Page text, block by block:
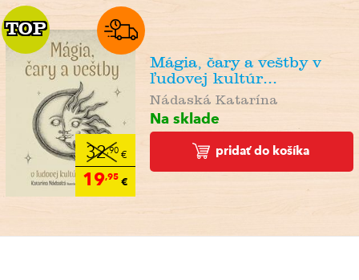
32,90€
19,95€
TOP
TOP
Mágia, čary a veštby v
ľudovej kultúr...
Nádaská Katarína
Na sklade
pridať do košíka